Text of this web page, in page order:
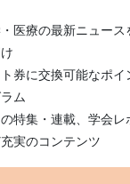
医療の最新ニュース
券に交換可能なポイ
ム
特集・連載、学会レ
実のコンテンツ